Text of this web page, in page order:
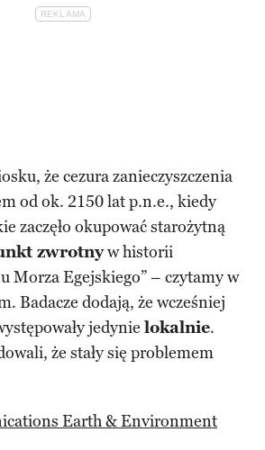
że cezura zanieczyszczenia
od ok. 2150 lat p.n.e., kiedy
zaczęło okupować starożytną
zwrotnyw historii
Morza Egejskiego” – czytamy w
Badacze dodają, że wcześniej
jedynie lokalnie.
że stały się problemem
Earth & Environment